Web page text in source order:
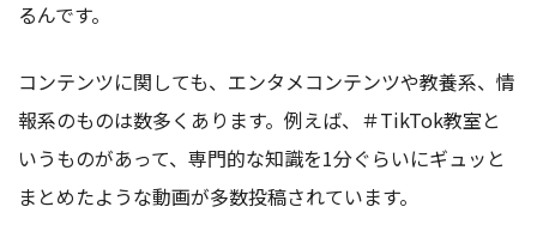
るんです。
コンテンツに関しても、エンタメコンテンツや教養系、情
報系のものは数多くあります。例えば、＃TikTok教室と
いうものがあって、専門的な知識を1分ぐらいにギュッと
まとめたような動画が多数投稿されています。